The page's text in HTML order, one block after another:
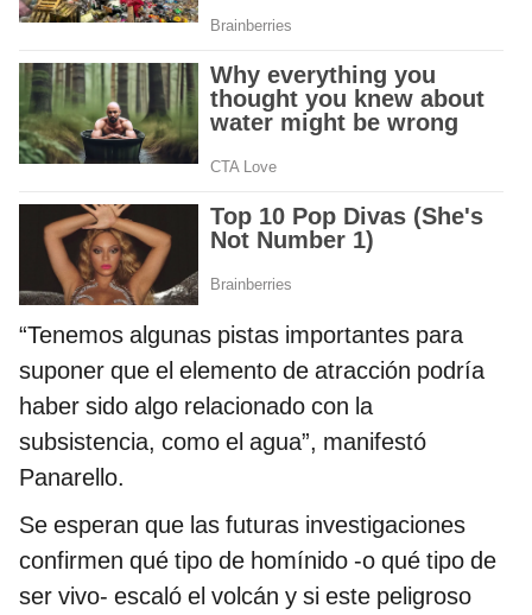
“Tenemos algunas pistas importantes para
suponer que el elemento de atracción podría
haber sido algo relacionado con la
subsistencia, como el agua”, manifestó
Panarello.
Se esperan que las futuras investigaciones
confirmen qué tipo de homínido -o qué tipo de
ser vivo- escaló el volcán y si este peligroso